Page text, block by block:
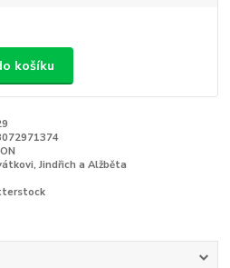
košíku
Jindřich a Alžběta